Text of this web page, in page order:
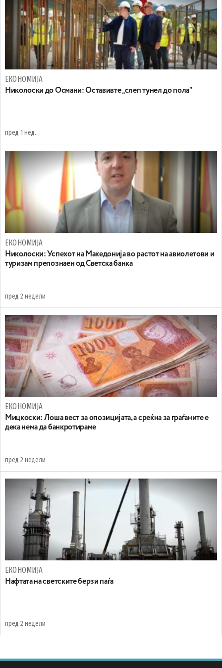
ЕКОНОМИЈА
Николоски до Османи: Oставивте „слеп тунел до пола“
пред 1 нед.
ЕКОНОМИЈА
Николоски: Успехот на Македонија во растот на авиолетови и
туризам препознаен од Светска банка
пред 2 недели
ЕКОНОМИЈА
Мицкоски: Лоша вест за опозицијата, а среќна за граѓаните е
дека нема да банкротираме
пред 2 недели
ЕКОНОМИЈА
Нафтата на светските берзи паѓа
пред 2 недели